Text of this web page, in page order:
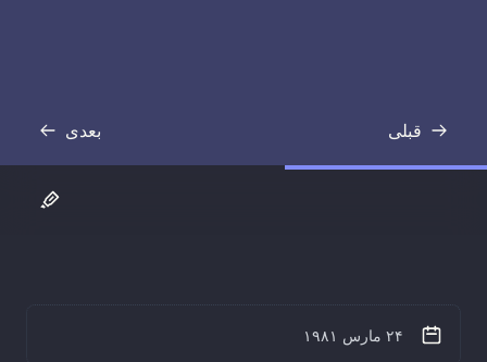
قبلی
رونوشت بعدی
رونوشت
۲۴ مارس ۱۹۸۱